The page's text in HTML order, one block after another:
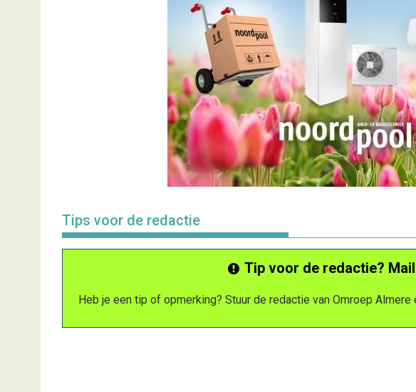
Tips voor de redactie
Tip voor de redactie?
Heb je een tip of opmerking? Stuur de redactie van Omroep